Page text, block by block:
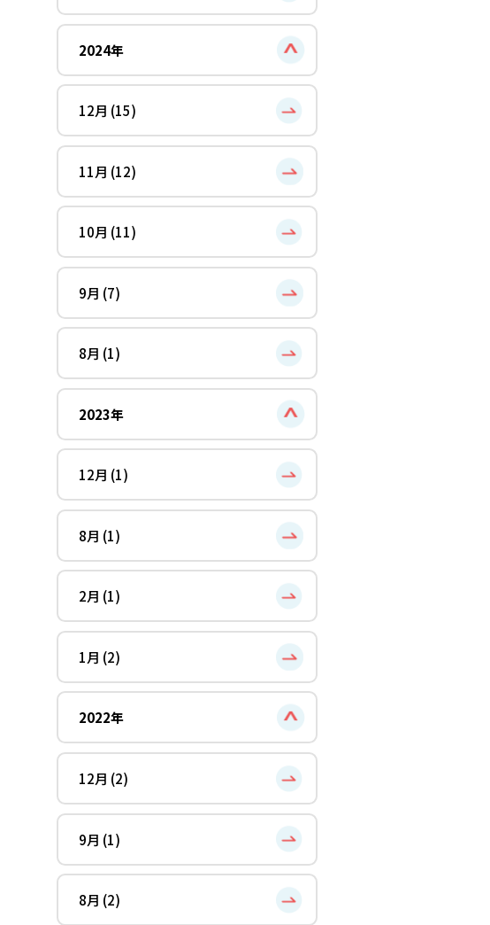
2024年
12月 (15)
11月 (12)
10月 (11)
9月 (7)
8月 (1)
2023年
12月 (1)
8月 (1)
2月 (1)
1月 (2)
2022年
12月 (2)
9月 (1)
8月 (2)